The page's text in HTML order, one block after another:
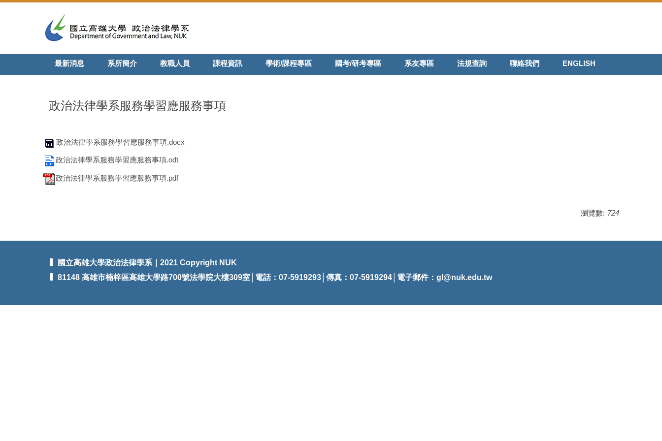
內
區
最新消息 系所簡介 教職人員 課程資訊 學術/課程專區 國考/研考專區 系友專區 法規查詢 聯絡我們 ENGLISH
政治法律學系服務學習應服務事項
政治法律學系服務學習應服務事項.docx
政治法律學系服務學習應服務事項.odt
政治法律學系服務學習應服務事項.pdf
瀏覽數: 724
國立高雄大學政治法律學系｜2021 Copyright NUK
81148 高雄市楠梓區高雄大學路700號法學院大樓309室│電話：07-5919293│傳真：07-5919294│電子郵件： gl@nuk.edu.tw